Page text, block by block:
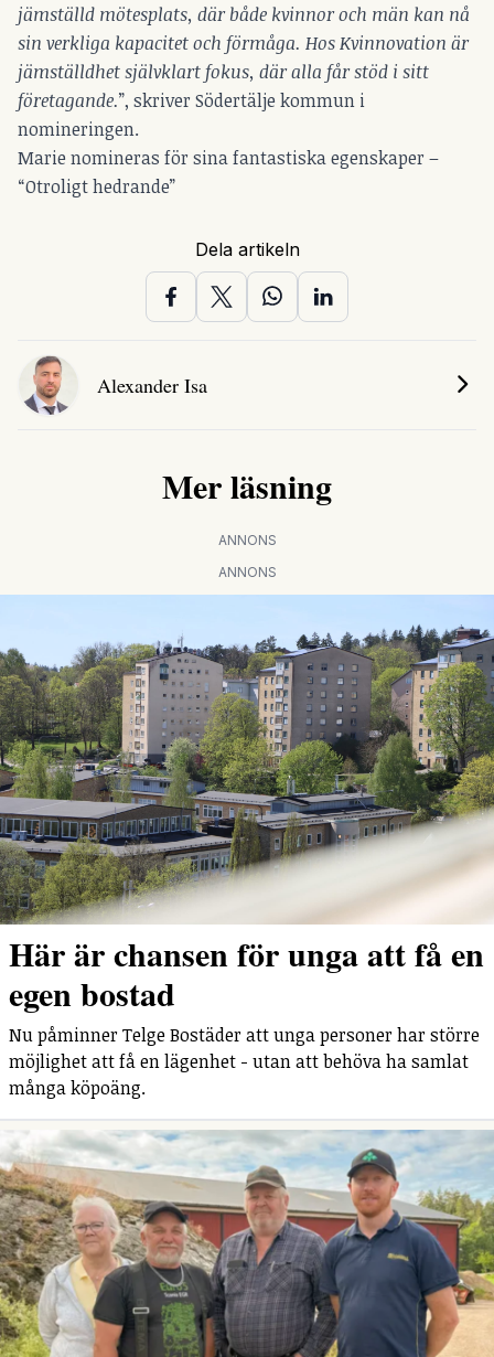
jämställd mötesplats, där både kvinnor och män kan nå
sin verkliga kapacitet och förmåga. Hos Kvinnovation är
jämställdhet självklart fokus, där alla får stöd i sitt
företagande.”, skriver Södertälje kommun i
nomineringen.
Marie nomineras för sina fantastiska egenskaper –
“Otroligt hedrande”
Dela artikeln
Alexander Isa
Mer läsning
ANNONS
ANNONS
Här är chansen för unga att få en
egen bostad
Nu påminner Telge Bostäder att unga personer har större
möjlighet att få en lägenhet - utan att behöva ha samlat
många köpoäng.